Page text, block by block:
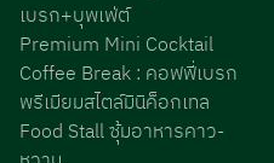
เบรก+บุพเฟ่ต์
Premium Mini Cocktail
Coffee Break : คอฟฟี่เบรก
พรีเมียมสไตล์มินิค็อกเทล
Food Stall ซุ้มอาหารคาว-